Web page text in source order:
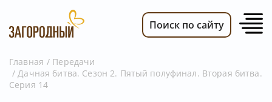
ВИДЕО
Поиск по сайту
Главная
Передачи
Дачная битва. Сезон 2. Пятый полуфинал. Вторая битва.
Серия 14